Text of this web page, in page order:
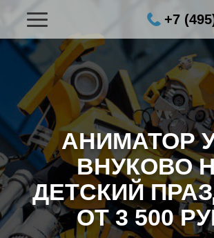
+7
АНИМАТОР
ВНУКОВО
ДЕТСКИЙ
ОТ 3 500